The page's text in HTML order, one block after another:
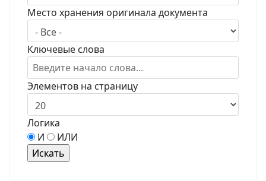
Место хранения оригинала документа
Ключевые слова
Элементов на страницу
Логика
И
ИЛИ